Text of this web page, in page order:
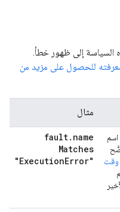
السياسة إلى ظهور خطأ.
للحصول على مزيد من
مثال
وقت
fault. name
Matches
"ExecutionError"